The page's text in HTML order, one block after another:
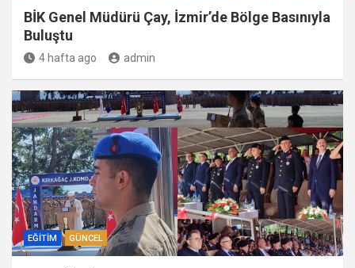
BİK Genel Müdürü Çay, İzmir’de Bölge Basınıyla
Buluştu
4 hafta ago admin
EĞITIM GÜNCEL